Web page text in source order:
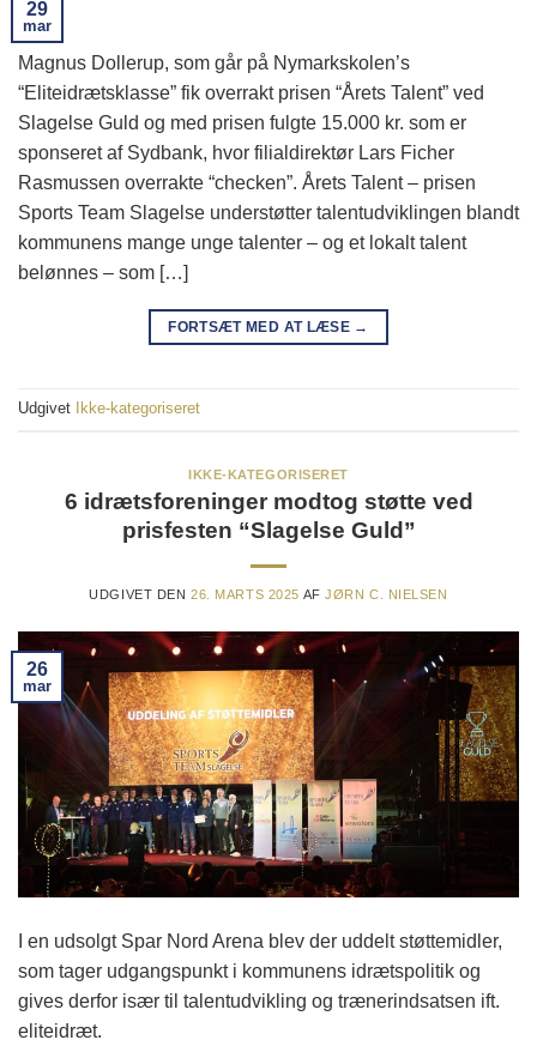
29
mar
Magnus Dollerup, som går på Nymarkskolen’s
“Eliteidrætsklasse” fik overrakt prisen “Årets Talent” ved
Slagelse Guld og med prisen fulgte 15.000 kr. som er
sponseret af Sydbank, hvor filialdirektør Lars Ficher
Rasmussen overrakte “checken”. Årets Talent – prisen
Sports Team Slagelse understøtter talentudviklingen blandt
kommunens mange unge talenter – og et lokalt talent
belønnes – som […]
FORTSÆT MED AT LÆSE →
Udgivet Ikke-kategoriseret
IKKE-KATEGORISERET
6 idrætsforeninger modtog støtte ved
prisfesten “Slagelse Guld”
UDGIVET DEN26. MARTS 2025 AFJØRN C. NIELSEN
26
mar
I en udsolgt Spar Nord Arena blev der uddelt støttemidler,
som tager udgangspunkt i kommunens idrætspolitik og
gives derfor især til talentudvikling og trænerindsatsen ift.
eliteidræt.